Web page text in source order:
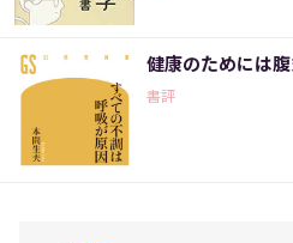
健康のためには
書評